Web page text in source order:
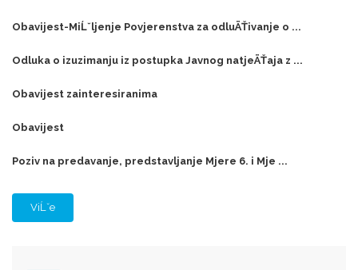
Obavijest-MiĹˇljenje Povjerenstva za odluÄŤivanje o ...
Odluka o izuzimanju iz postupka Javnog natjeÄŤaja z ...
Obavijest zainteresiranima
Obavijest
Poziv na predavanje, predstavljanje Mjere 6. i Mje ...
ViĹˇe